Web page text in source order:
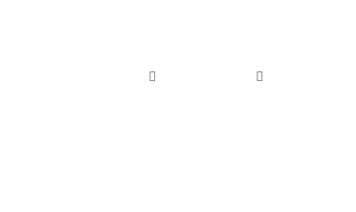
Toggle
Toggle